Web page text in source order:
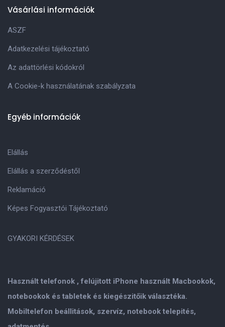
Használt telefonok , felújitott iPhone használt Macbookok,
notebookok és tabletek és kiegészitőik választéka.
Mobiltelefon beállitások, szervíz, notebook telepités,
Vásárlási információk
ASZF
Adatkezelési tájékoztató
Az adattörlési kódokról
A Cookie-k használatának szabályzata
Egyéb információk
Elállás
Elállás a szerződéstől
Reklamáció
Képes Fogyasztói Tájékoztató
GYAKORI KÉRDÉSEK